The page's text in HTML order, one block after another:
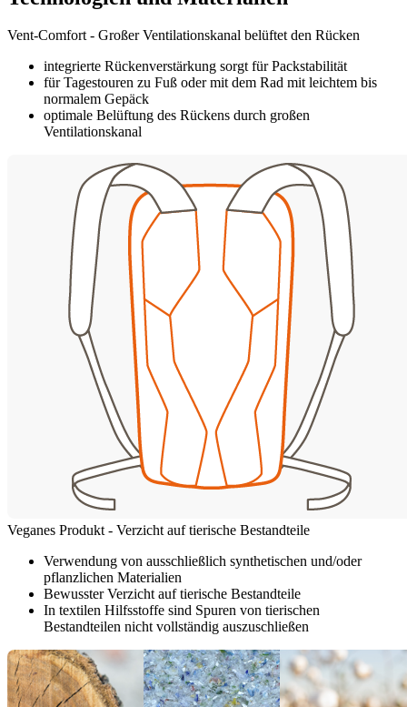
Vent-Comfort - Großer Ventilationskanal belüftet den Rücken
integrierte Rückenverstärkung sorgt für Packstabilität
für Tagestouren zu Fuß oder mit dem Rad mit leichtem bis
normalem Gepäck
optimale Belüftung des Rückens durch großen
Ventilationskanal
Veganes Produkt - Verzicht auf tierische Bestandteile
Verwendung von ausschließlich synthetischen und/oder
pflanzlichen Materialien
Bewusster Verzicht auf tierische Bestandteile
In textilen Hilfsstoffe sind Spuren von tierischen
Bestandteilen nicht vollständig auszuschließen